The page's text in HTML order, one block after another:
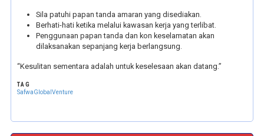
Sila patuhi papan tanda amaran yang disediakan.
Berhati-hati ketika melalui kawasan kerja yang terlibat.
Penggunaan papan tanda dan kon keselamatan akan
dilaksanakan sepanjang kerja berlangsung.
“Kesulitan sementara adalah untuk keselesaan akan datang.”
TAG
SafwaGlobalVenture